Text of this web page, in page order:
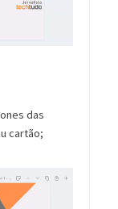
das
cartão;